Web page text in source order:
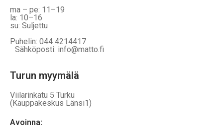
ma – pe: 11–19
la: 10–16
su: Suljettu
Puhelin: 044 4214417
Sähköposti: info@matto.fi
Turun myymälä
Viilarinkatu 5 Turku
(Kauppakeskus Länsi1)
Avoinna: